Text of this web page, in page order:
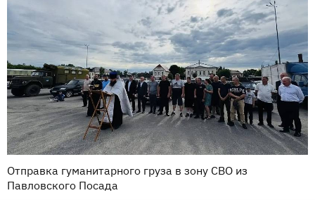
Отправка гуманитарного груза в зону СВО из
Павловского Посада